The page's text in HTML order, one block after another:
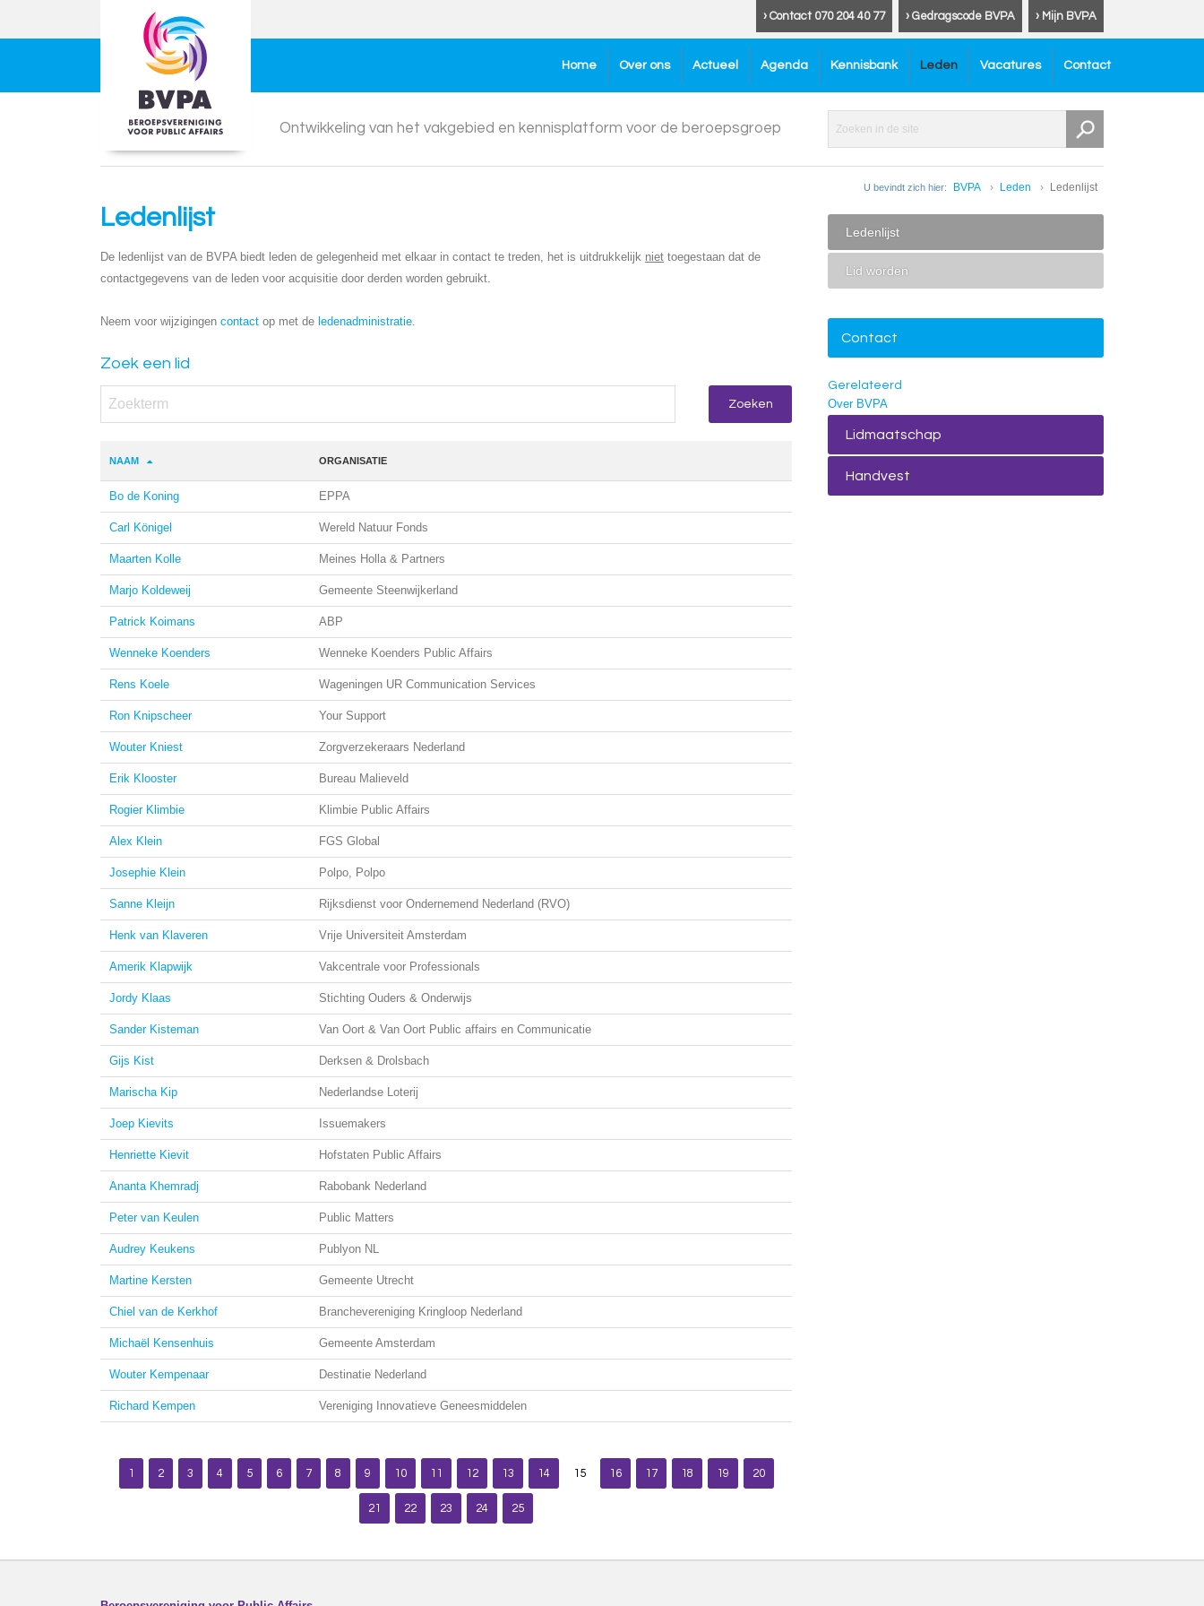
› Mijn BVPA
› Gedragscode BVPA
› Contact 070 204 40 77
Home Over ons Actueel Agenda Kennisbank Leden Vacatures Contact
Ontwikkeling van het vakgebied en kennisplatform voor de beroepsgroep
U bevindt zich hier: BVPA Leden Ledenlijst
Ledenlijst
De ledenlijst van de BVPA biedt leden de gelegenheid met elkaar in contact te treden, het is uitdrukkelijk niet toegestaan dat de
contactgegevens van de leden voor acquisitie door derden worden gebruikt.
Neem voor wijzigingen contact op met de ledenadministratie.
Zoek een lid
NAAM ORGANISATIE
Bo de Koning EPPA
Carl Königel Wereld Natuur Fonds
Maarten Kolle Meines Holla & Partners
Marjo Koldeweij Gemeente Steenwijkerland
Patrick Koimans ABP
Wenneke Koenders Wenneke Koenders Public Affairs
Rens Koele Wageningen UR Communication Services
Ron Knipscheer Your Support
Wouter Kniest Zorgverzekeraars Nederland
Erik Klooster Bureau Malieveld
Rogier Klimbie Klimbie Public Affairs
Alex Klein FGS Global
Josephie Klein Polpo, Polpo
Sanne Kleijn Rijksdienst voor Ondernemend Nederland (RVO)
Henk van Klaveren Vrije Universiteit Amsterdam
Amerik Klapwijk Vakcentrale voor Professionals
Jordy Klaas Stichting Ouders & Onderwijs
Sander Kisteman Van Oort & Van Oort Public affairs en Communicatie
Gijs Kist Derksen & Drolsbach
Marischa Kip Nederlandse Loterij
Joep Kievits Issuemakers
Henriette Kievit Hofstaten Public Affairs
Ananta Khemradj Rabobank Nederland
Peter van Keulen Public Matters
Audrey Keukens Publyon NL
Martine Kersten Gemeente Utrecht
Chiel van de Kerkhof Branchevereniging Kringloop Nederland
Michaël Kensenhuis Gemeente Amsterdam
Wouter Kempenaar Destinatie Nederland
Richard Kempen Vereniging Innovatieve Geneesmiddelen
1 2 3 4 5 6 7 8 9 10 11 12 13 14 15 16 17 18 19 20
21 22 23 24 25
Ledenlijst
Lid worden
Contact
Gerelateerd
Over BVPA
Lidmaatschap
Handvest